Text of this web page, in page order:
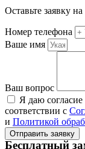
Оставьте заявку
Номер телефона
Ваше имя
Ваш вопрос
Я даю
соответствии с
и Политикой
Отправить заявку
Бесплатный